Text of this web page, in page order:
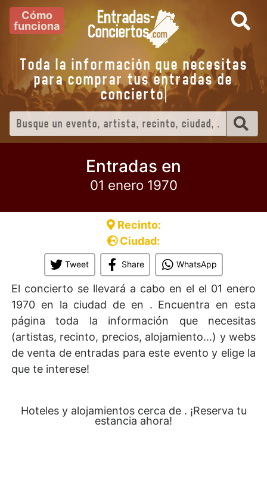
Cómo
funciona
Toda la información que necesitas
para comprar tus entradas de
conciert
Entradas en
01 enero 1970
Recinto:
Ciudad:
Tweet Share WhatsApp
El concierto se llevará a cabo en el el 01 enero
1970 en la ciudad de en . Encuentra en esta
página toda la información que necesitas
(artistas, recinto, precios, alojamiento...) y webs
de venta de entradas para este evento y elige la
que te interese!
Hoteles y alojamientos cerca de . ¡Reserva tu
estancia ahora!